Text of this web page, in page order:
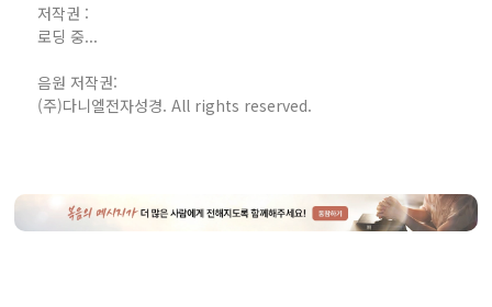
저작권 :
로딩 중...
음원 저작권:
(주)다니엘전자성경. All rights reserved.